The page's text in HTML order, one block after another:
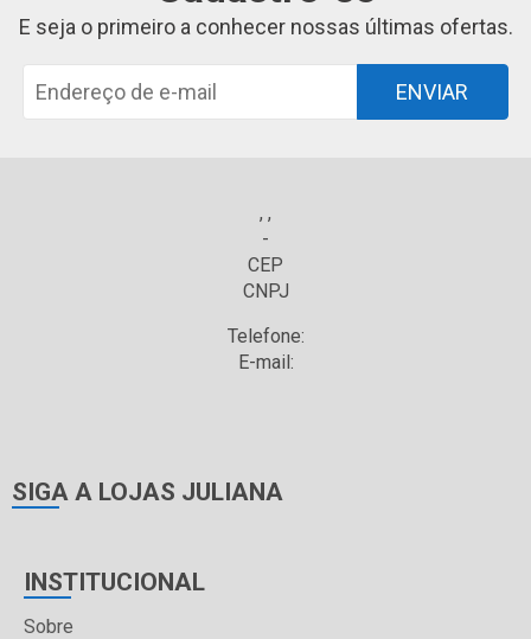
E seja o primeiro a conhecer nossas últimas ofertas.
ENVIAR
, ,
-
CEP
CNPJ
Telefone:
E-mail:
SIGA A LOJAS JULIANA
INSTITUCIONAL
Sobre